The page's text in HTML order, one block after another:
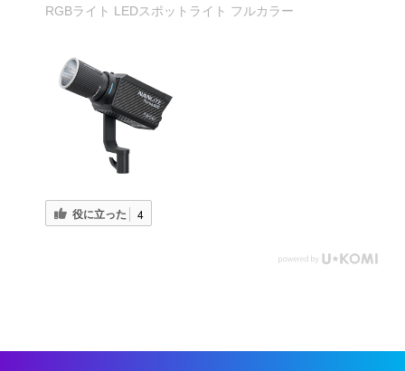
RGBライト LEDスポットライト フルカラー
役に立った 4